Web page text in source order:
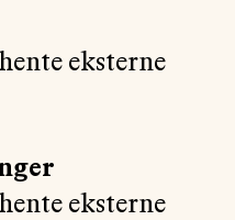
eksterne
eksterne